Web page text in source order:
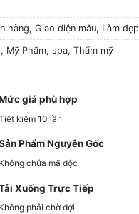
hàng, Giao diện mẫu, Làm đẹp
, Mỹ Phẩm, spa, Thẩm mỹ
giá phù hợp
kiệm 10 lần
Phẩm Nguyên Gốc
Không chứa mã độc
Xuống Trực Tiếp
Không phải chờ đợi